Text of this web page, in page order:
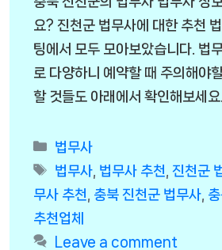
요? 진천군 법무사에 대한 추천
팅에서 모두 모아보았습니다. 법
로 다양하니 예약할 때 주의해야
할 것들도 아래에서 확인해보세요.
Categories
법무사
Tags
법무사 법무사 추천 ,진천군
무사 추천
충북 진천군 법무사
추천업체
Leave a comment